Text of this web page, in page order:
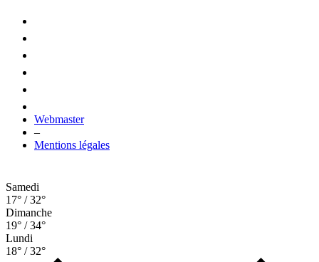
Webmaster
–
Mentions légales
Samedi
17° / 32°
Dimanche
19° / 34°
Lundi
18° / 32°